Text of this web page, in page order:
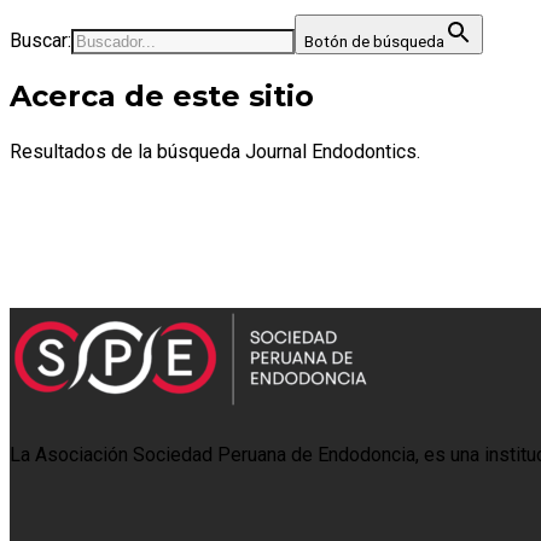
Buscar: Botón de búsqueda
Acerca de este sitio
Resultados de la búsqueda Journal Endodontics.
La Asociación Sociedad Peruana de Endodoncia, es una